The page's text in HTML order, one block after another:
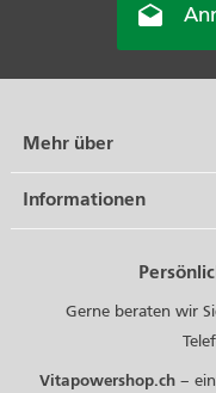

Mehr über
Informationen
Gerne beraten wir
Vitapowershop.ch –